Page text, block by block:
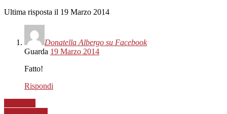
Ultima risposta il 19 Marzo 2014
Donatella Albergo su Facebook
Guarda 19 Marzo 2014
Fatto!
Rispondi